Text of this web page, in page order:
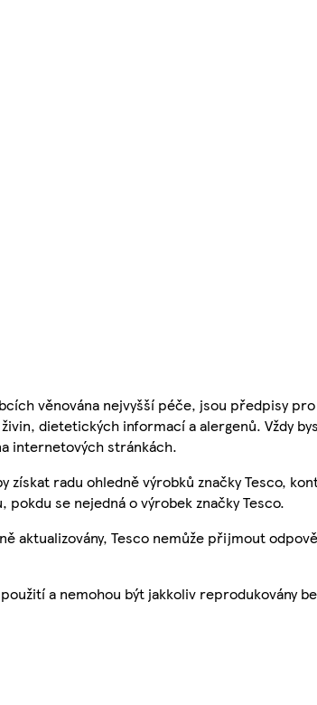
věnována nejvyšší péče, jsou předpisy
dietetických informací a alergenů. Vždy
internetových stránkách.
získat radu ohledně výrobků značky Tesco,
se nejedná o výrobek značky Tesco.
aktualizovány, Tesco nemůže přijmout
a nemohou být jakkoliv reprodukovány